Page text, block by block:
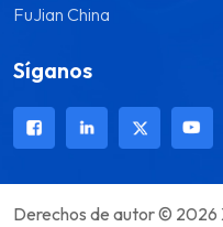
FuJian China
Síganos
Derechos de autor © 2026